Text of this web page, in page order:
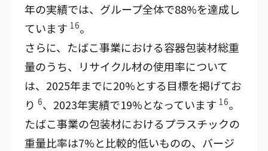
年の実績では、グループ全体で88%を達成し
ています 16。
さらに、たばこ事業における容器包装材総重
量のうち、リサイクル材の使用率について
は、2025年までに20%とする目標を掲げてお
り 6、2023年実績で19%となっています 16。
たばこ事業の包装材におけるプラスチックの
重量比率は7%と比較的低いものの、バージ